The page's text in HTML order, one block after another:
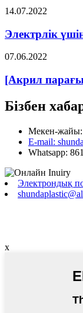
14.07.2022
Электрлік
07.06.2022
[Акрил парағы
Бізбен
Мекен-жайы:
E-mail:
Whatsapp:
Электрондық
x